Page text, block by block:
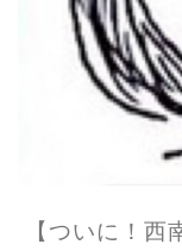
【ついに！西